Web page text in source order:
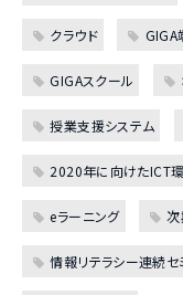
クラウド GIGA
GIGAスクール
授業支援システム
2020年に向けたICT
eラーニング
情報リテラシー連続セ